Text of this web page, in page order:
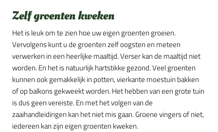
Zelf groenten kweken
Het is leuk om te zien hoe uw eigen groenten groeien.
Vervolgens kunt u de groenten zelf oogsten en meteen
verwerken in een heerlijke maaltijd. Verser kan de maaltijd niet
worden. En het is natuurlijk hartstikke gezond. Veel groenten
kunnen ook gemakkelijk in potten, vierkante moestuin bakken
of op balkons gekweekt worden. Het hebben van een grote tuin
is dus geen vereiste. En met het volgen van de
zaaihandleidingen kan het niet mis gaan. Groene vingers of niet,
iedereen kan zijn eigen groenten kweken.